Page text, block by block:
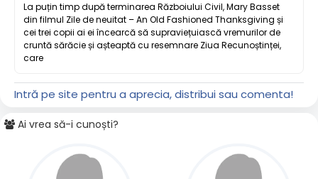
La puțin timp după terminarea Războiului Civil, Mary Basset
din filmul Zile de neuitat – An Old Fashioned Thanksgiving și
cei trei copii ai ei încearcă să supraviețuiască vremurilor de
cruntă sărăcie și așteaptă cu resemnare Ziua Recunoștinței,
care
Intră pe site pentru a aprecia, distribui sau comenta!
Ai vrea să-i cunoști?